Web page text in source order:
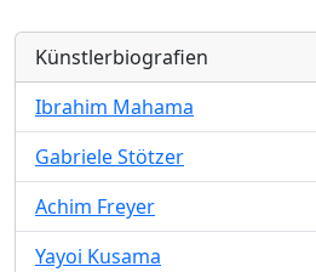
Künstlerbiografien
Ibrahim Mahama
Gabriele Stötzer
Achim Freyer
Yayoi Kusama